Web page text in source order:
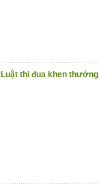
thi đua khen